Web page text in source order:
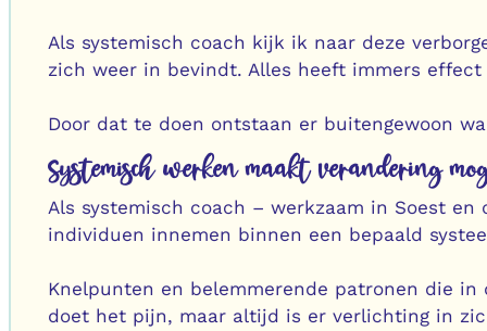
Als systemisch coach kijk ik naar deze
zich weer in bevindt. Alles heeft immers
Door dat te doen ontstaan er buitengewoon
Systemisch werken maakt verandering
Als systemisch coach – werkzaam in Soest
individuen innemen binnen een bepaald
Knelpunten en belemmerende patronen die
doet het pijn, maar altijd is er verlichting in